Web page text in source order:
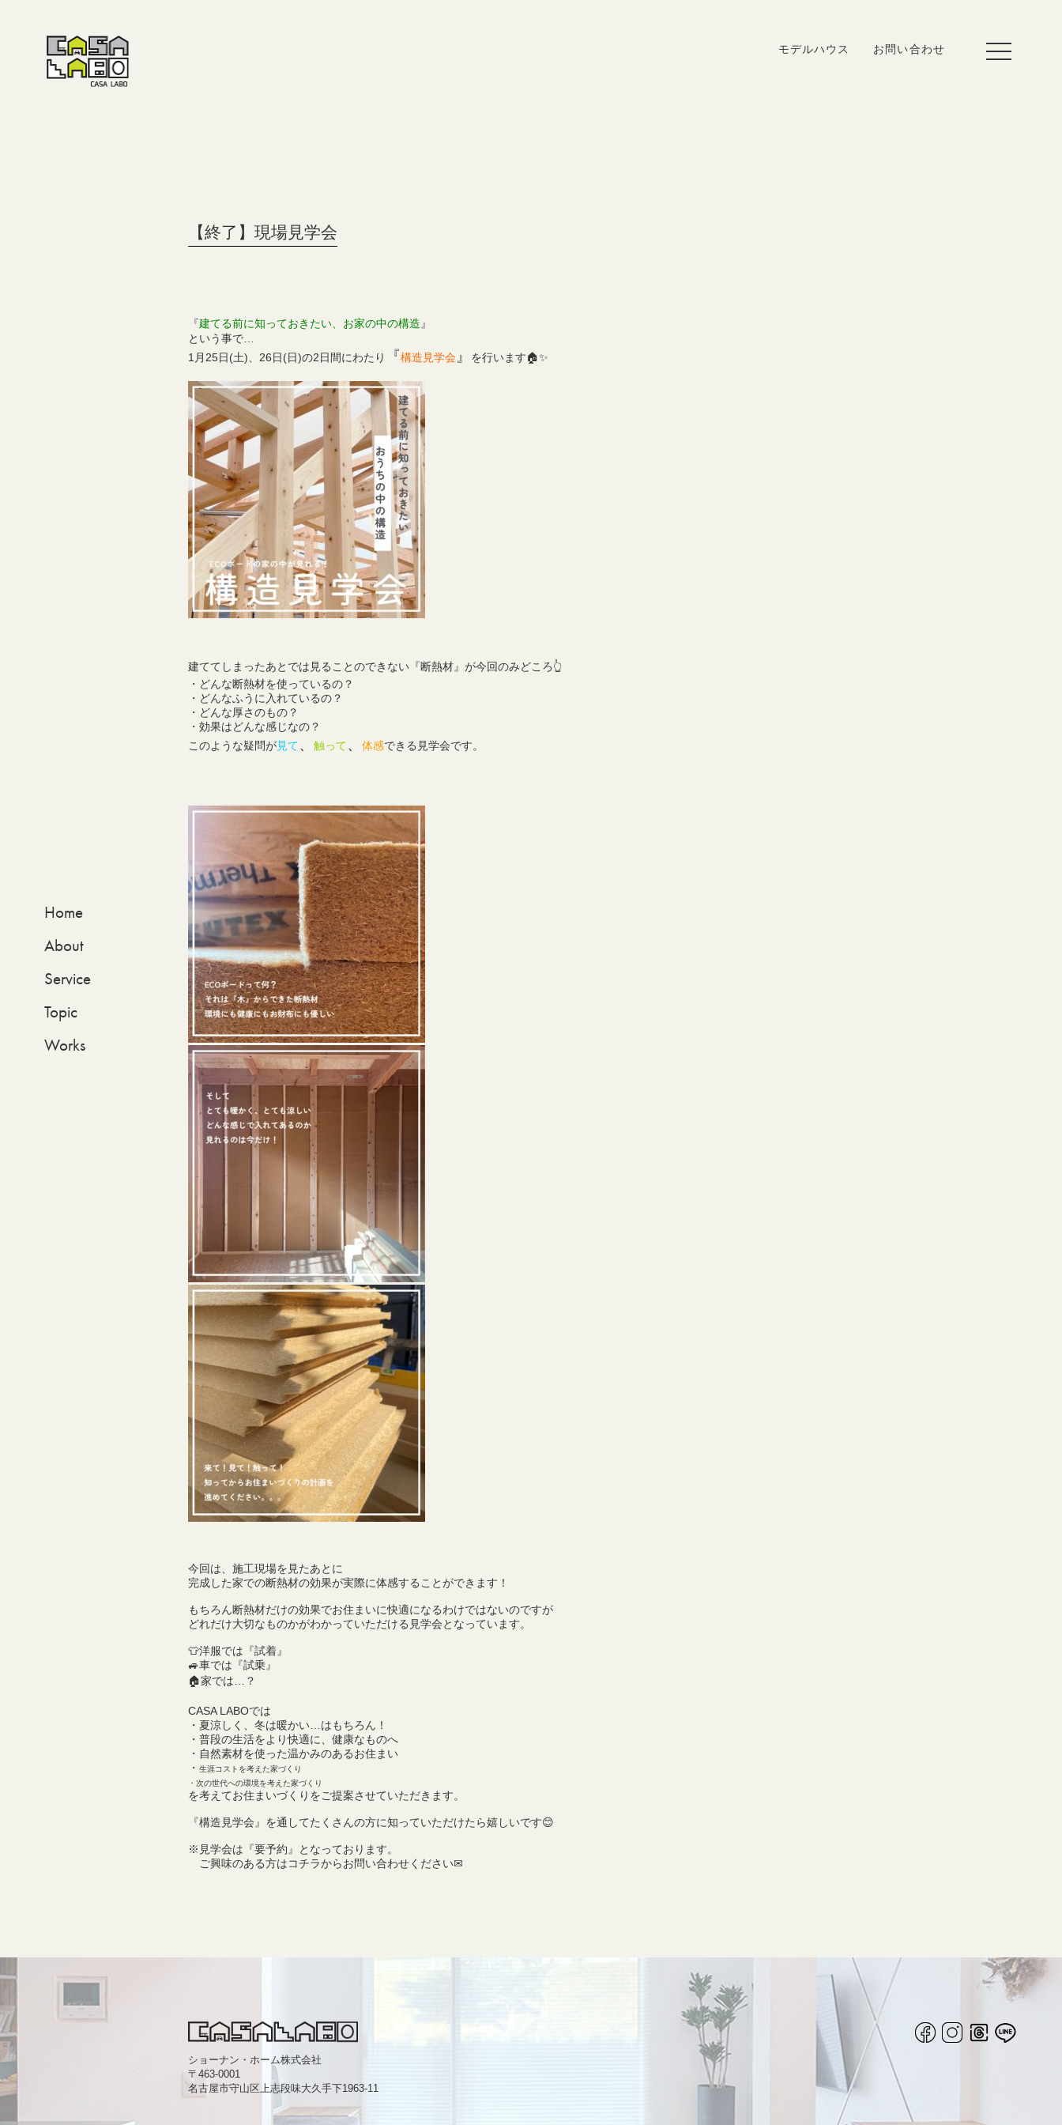
モデルハウス お問い合わせ
toggle
navigation
Home
About
Service
Topic
Works
【終了】現場見学会
『建てる前に知っておきたい、お家の中の構造 』
という事で…
1月25日(土)、26日(日)の2日間にわたり
『構造見学会』 を行います🏠✨
建ててしまったあとでは見ることのできない『断熱材』が今回のみどころ👆
・どんな断熱材を使っているの？
・どんなふうに入れているの？
・どんな厚さのもの？
・効果はどんな感じなの？
このような疑問が見て、 触って、 体感できる見学会です。
今回は、施工現場を見たあとに
完成した家での断熱材の効果が実際に体感することができます！
もちろん断熱材だけの効果でお住まいに快適になるわけではないのですが
どれだけ大切なものかがわかっていただける見学会となっています。
👕洋服では『試着』
🚙車では『試乗』
🏠家では…？
CASA LABOでは
・夏涼しく、冬は暖かい…はもちろん！
・普段の生活をより快適に、健康なものへ
・自然素材を使った温かみのあるお住まい
・ 生涯コストを考えた家づくり
・次の世代への環境を考えた家づくり
を考えてお住まいづくりをご提案させていただきます。
『構造見学会』を通してたくさんの方に知っていただけたら嬉しいです😊
※見学会は『要予約』となっております。
ご興味のある方はコチラからお問い合わせください✉
ショーナン・ホーム株式会社
〒463-0001
名古屋市守山区上志段味大久手下1963-11